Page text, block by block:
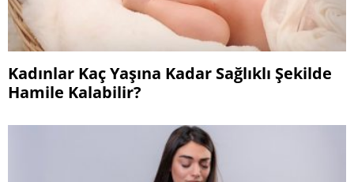
Kadınlar Kaç Yaşına Kadar Sağlıklı Şekilde
Hamile Kalabilir?